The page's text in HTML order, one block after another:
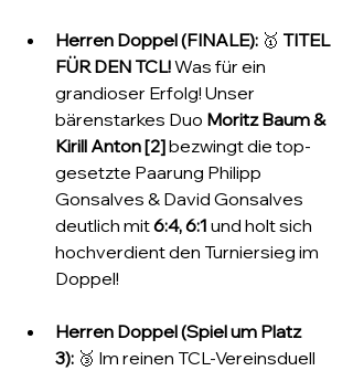
Herren Doppel (FINALE): 🥇 TITEL
FÜR DEN TCL! Was für ein
grandioser Erfolg! Unser
bärenstarkes Duo Moritz Baum &
Kirill Anton [2] bezwingt die top-
gesetzte Paarung Philipp
Gonsalves & David Gonsalves
deutlich mit 6:4, 6:1 und holt sich
hochverdient den Turniersieg im
Doppel!
Herren Doppel (Spiel um Platz
3): 🥉 Im reinen TCL-Vereinsduell